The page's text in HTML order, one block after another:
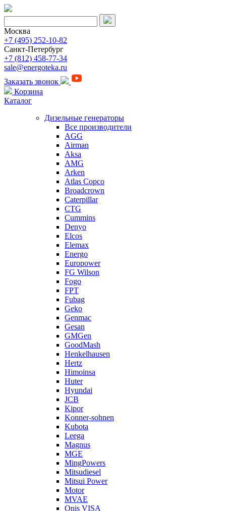
Москва
+7 (495) 252-10-82
Санкт-Петербург
+7 (812) 458-77-34
sale@energoteka.ru
Заказать звонок
Корзина
Каталог
Дизельные генераторы
Все производители
AGG
Airman
Aksa
AMG
Arken
Atlas Copco
Broadcrown
Caterpillar
CTG
Cummins
Denyo
Elcos
Elemax
Energo
Europower
FG Wilson
Fogo
FPT
Fubag
Geko
Genmac
Gesan
GMGen
GoodMash
Henkelhausen
Hertz
Himoinsa
Huter
Hyundai
JCB
Kipor
Konner-sohnen
Kubota
Leega
Magnus
MGE
MingPowers
Mitsudiesel
Mitsui Power
Motor
MVAE
Onis VISA